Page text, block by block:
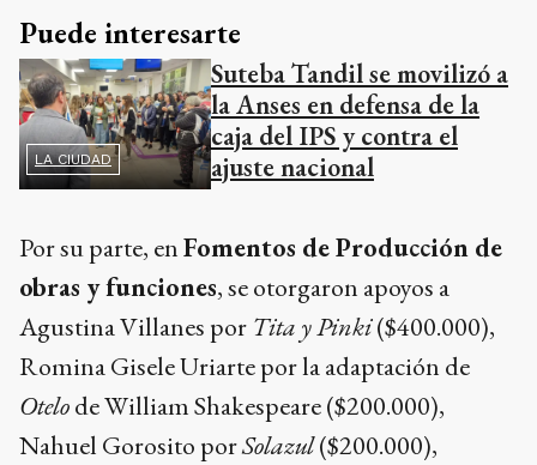
Puede interesarte
LA CIUDAD
Suteba Tandil se movilizó a
la Anses en defensa de la
caja del IPS y contra el
ajuste nacional
Por su parte, enFomentos de Producción de
obras y funciones, se otorgaron apoyos a
Agustina Villanes por Tita y Pinki($400.000),
Romina Gisele Uriarte por la adaptación de
Otelode William Shakespeare ($200.000),
Nahuel Gorosito porSolazul($200.000),